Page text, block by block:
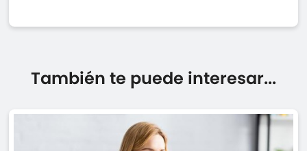
También te puede interesar...